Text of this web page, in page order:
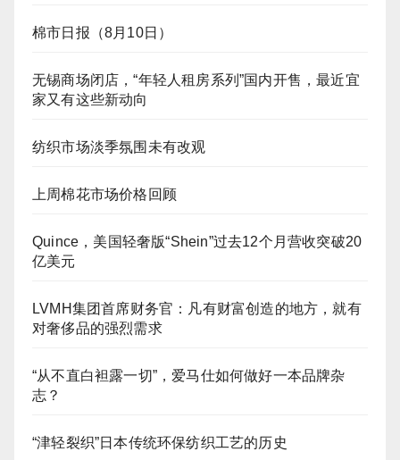
棉市日报（8月10日）
无锡商场闭店，“年轻人租房系列”国内开售，最近宜
家又有这些新动向
纺织市场淡季氛围未有改观
上周棉花市场价格回顾
Quince，美国轻奢版“Shein”过去12个月营收突破20
亿美元
LVMH集团首席财务官：凡有财富创造的地方，就有
对奢侈品的强烈需求
“从不直白袒露一切”，爱马仕如何做好一本品牌杂
志？
“津轻裂织”日本传统环保纺织工艺的历史